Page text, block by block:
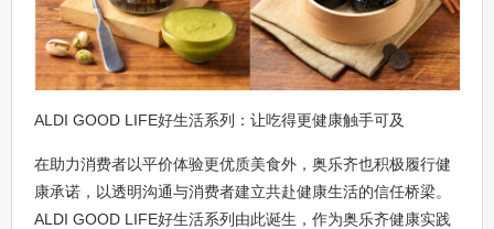
ALDI GOOD LIFE好生活系列：让吃得更健康触手可及
在助力消费者以平价体验更优质美食外，奥乐齐也积极履行健
康承诺，以透明沟通与消费者建立共赴健康生活的信任桥梁。
ALDI GOOD LIFE好生活系列由此诞生，作为奥乐齐健康实践